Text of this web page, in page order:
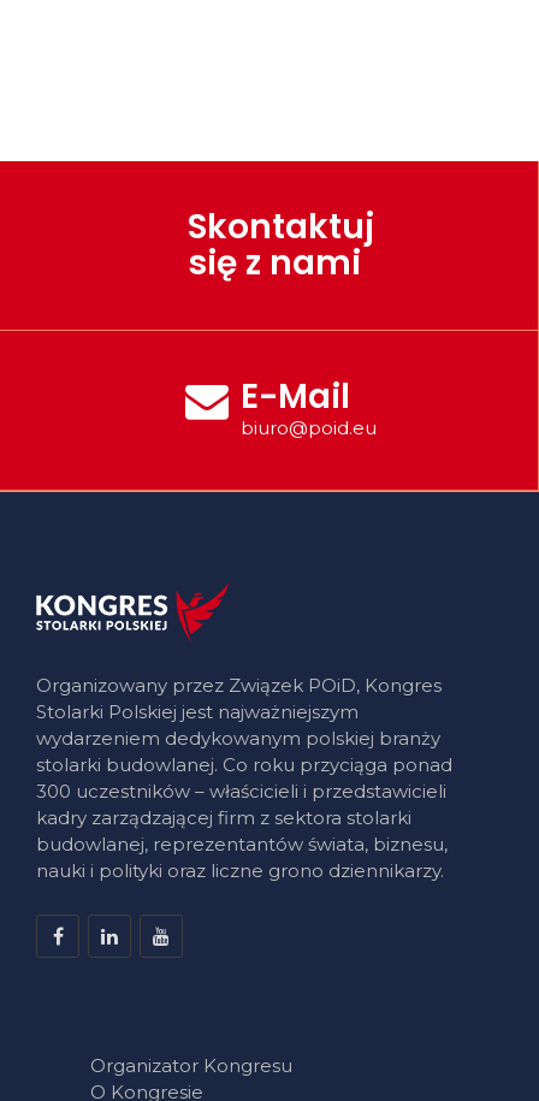
Skontaktuj
się z nami
E-Mail
biuro@poid.eu
Organizowany przez Związek POiD, Kongres
Stolarki Polskiej jest najważniejszym
wydarzeniem dedykowanym polskiej branży
stolarki budowlanej. Co roku przyciąga ponad
300 uczestników – właścicieli i przedstawicieli
kadry zarządzającej firm z sektora stolarki
budowlanej, reprezentantów świata, biznesu,
nauki i polityki oraz liczne grono dziennikarzy.
Organizator Kongresu
O Kongresie